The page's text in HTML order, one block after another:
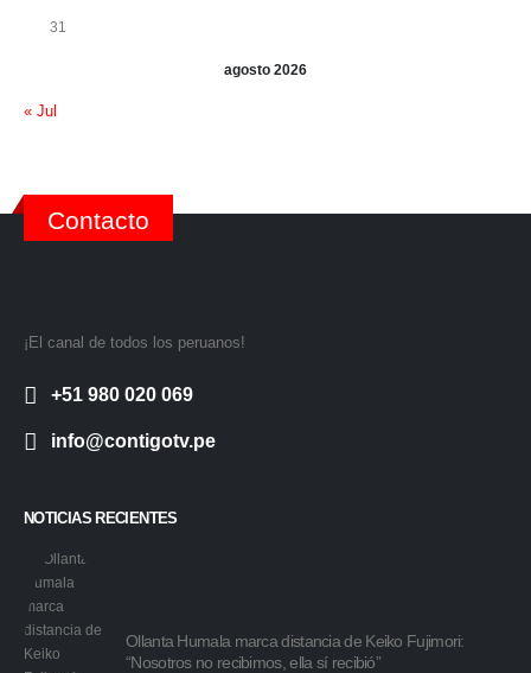
agosto 2026
31
« Jul
Contacto
¡El canal de todos los peruanos!
+51 980 020 069
info@contigotv.pe
NOTICIAS RECIENTES
Ollanta Humala marca distancia de Keiko Fujimori:
“Nosotros no recibimos, ella sí recibió”